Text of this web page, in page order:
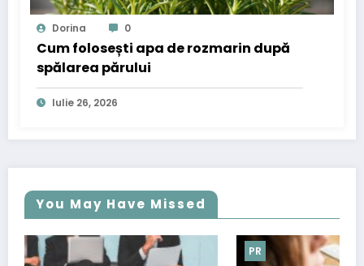
Dorina 0
Cum folosești apa de rozmarin după
spălarea părului
Iulie 26, 2026
You May Have Missed